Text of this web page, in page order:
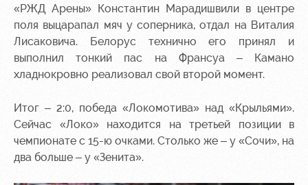
«РЖД Арены» Константин Марадишвили в центре
поля выцарапал мяч у соперника, отдал на Виталия
Лисаковича. Белорус технично его принял и
выполнил тонкий пас на Франсуа – Камано
хладнокровно реализовал свой второй момент.
Итог – 2:0, победа «Локомотива» над «Крыльями».
Сейчас «Локо» находится на третьей позиции в
чемпионате с 15-ю очками. Столько же – у «Сочи», на
два больше – у «Зенита».